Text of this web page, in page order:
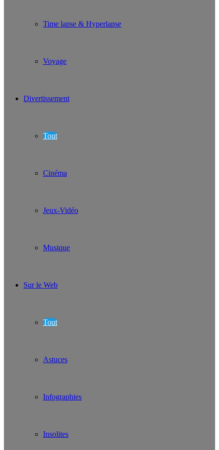
Time lapse & Hyperlapse
Voyage
Divertissement
Tout
Cinéma
Jeux-Vidéo
Musique
Sur le Web
Tout
Astuces
Infographies
Insolites